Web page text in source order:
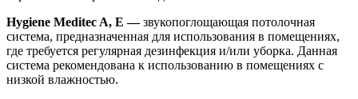
Hygiene Meditec A, E —звукопоглощающая потолочная
система, предназначенная для использования в помещениях,
где требуется регулярная дезинфекция и/или уборка. Данная
система рекомендована к использованию в помещениях с
низкой влажностью.